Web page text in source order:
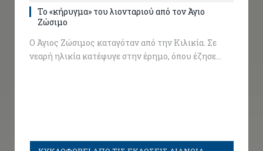
Το «κήρυγμα» του λιονταριού από τον Άγιο
Ζώσιμο
Ο Άγιος Ζώσιμος καταγόταν από την Κιλικία. Σε
νεαρή ηλικία κατέφυγε στην έρημο, όπου έζησε…